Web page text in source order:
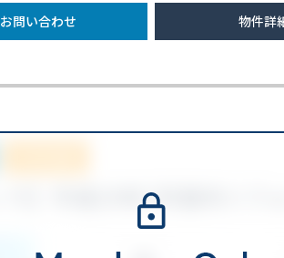
お問い合わせ 物件詳